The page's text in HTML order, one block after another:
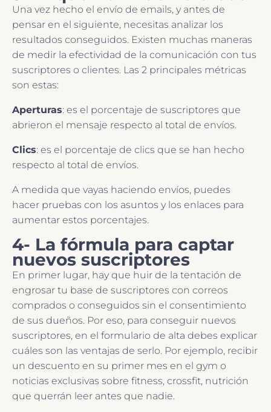
Una vez hecho el envío de emails, y antes de
pensar en el siguiente, necesitas analizar los
resultados conseguidos. Existen muchas maneras
de medir la efectividad de la comunicación con tus
suscriptores o clientes. Las 2 principales métricas
son estas:
Aperturas: es el porcentaje de suscriptores que
abrieron el mensaje respecto al total de envíos.
Clics: es el porcentaje de clics que se han hecho
respecto al total de envíos.
A medida que vayas haciendo envíos, puedes
hacer pruebas con los asuntos y los enlaces para
aumentar estos porcentajes.
4- La fórmula para captar
nuevos suscriptores
En primer lugar, hay que huir de la tentación de
engrosar tu base de suscriptores con correos
comprados o conseguidos sin el consentimiento
de sus dueños. Por eso, para conseguir nuevos
suscriptores, en el formulario de alta debes explicar
cuáles son las ventajas de serlo. Por ejemplo, recibir
un descuento en su primer mes en el gym o
noticias exclusivas sobre fitness, crossfit, nutrición
que querrán leer antes que nadie.